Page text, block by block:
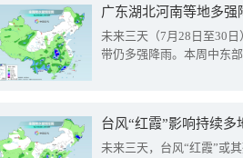
广东湖北河南等地多
未来三天（7月28日至30
带仍多强降雨。本周中东
台风“红霞”影响持续
未来三天，台风“红霞”或